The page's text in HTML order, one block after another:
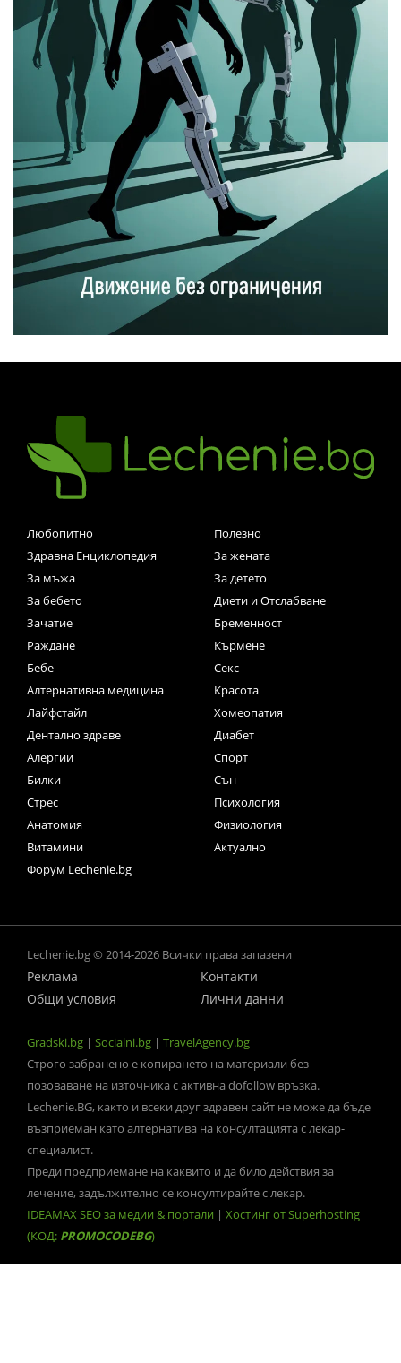
Любопитно
Полезно
Здравна Енциклопедия
За жената
За мъжа
За детето
За бебето
Диети и Отслабване
Зачатие
Бременност
Раждане
Кърмене
Бебе
Секс
Алтернативна медицина
Красота
Лайфстайл
Хомеопатия
Дентално здраве
Диабет
Алергии
Спорт
Билки
Сън
Стрес
Психология
Анатомия
Физиология
Витамини
Актуално
Форум Lechenie.bg
Lechenie.bg © 2014-2026 Всички права запазени
Реклама
Контакти
Общи условия
Лични данни
Gradski.bg | Socialni.bg | TravelAgency.bg
Строго забранено е копирането на материали без
позоваване на източника с активна dofollow връзка.
Lechenie.BG, както и всеки друг здравен сайт не може да бъде
възприеман като алтернатива на консултацията с лекар-
специалист.
Преди предприемане на каквито и да било действия за
лечение, задължително се консултирайте с лекар.
IDEAMAX SEO за медии & портали | Хостинг от Superhosting
(КОД: PROMOCODEBG)